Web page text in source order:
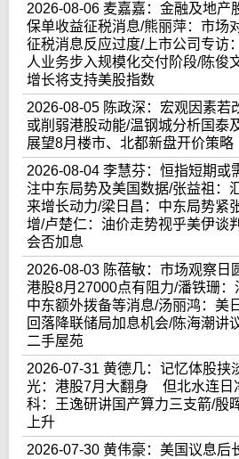
2026-08-06 麦嘉嘉：金融及地产
保单收益征税消息/熊丽萍：市场
征税消息反应过度/上市公司专访
人业务步入规模化交付阶段/陈俊
增长将支持美股指数
2026-08-05 陈政深：宏观因素
或削弱港股动能/温钢城分析国泰
展望8月楼市、北都新盘开价策略
2026-08-04 李慧芬：恒指短期或
注中东局势及美国数据/张益祖
来增长动力/梁日昌：中东局势紧
增/卢楚仁：油价走势视乎美伊
会否加息
2026-08-03 陈蓓敏：市场观察日
港股8月27000点有阻力/潘铁珊
中东额外拨备等消息/汤丽鸿：
回落降联储局加息机会/陈海潮讲
二手屋苑
2026-07-31 黄德几：记忆体股挟
光：港股7月大翻身 但北水连日
科：王逸研讲国产算力三支箭/殷
上升
2026-07-30 黄伟豪：美国议息后